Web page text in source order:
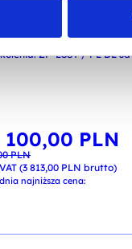
ZP-LSSY / PL DL 3d
PLN
PLN.
100,00 PLN
PLN.
(3 813,00 PLN brutto)
najniższa cena: